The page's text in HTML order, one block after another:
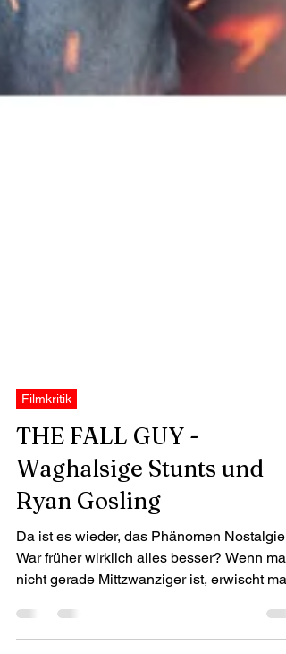
Filmkritik
THE FALL GUY -
Waghalsige Stunts und
Ryan Gosling
Da ist es wieder, das Phänomen Nostalgie.
War früher wirklich alles besser? Wenn man